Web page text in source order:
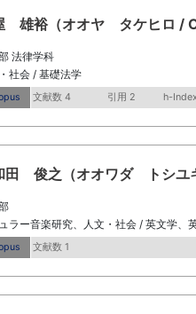
雄裕（オオヤ タケヒロ /
法律学科
社会 / 基礎法学
文献数 4 引用 2 h-
田 俊之（オオワダ トシユ
ラー音楽研究、人文・社会 / 英文学、
文献数 1